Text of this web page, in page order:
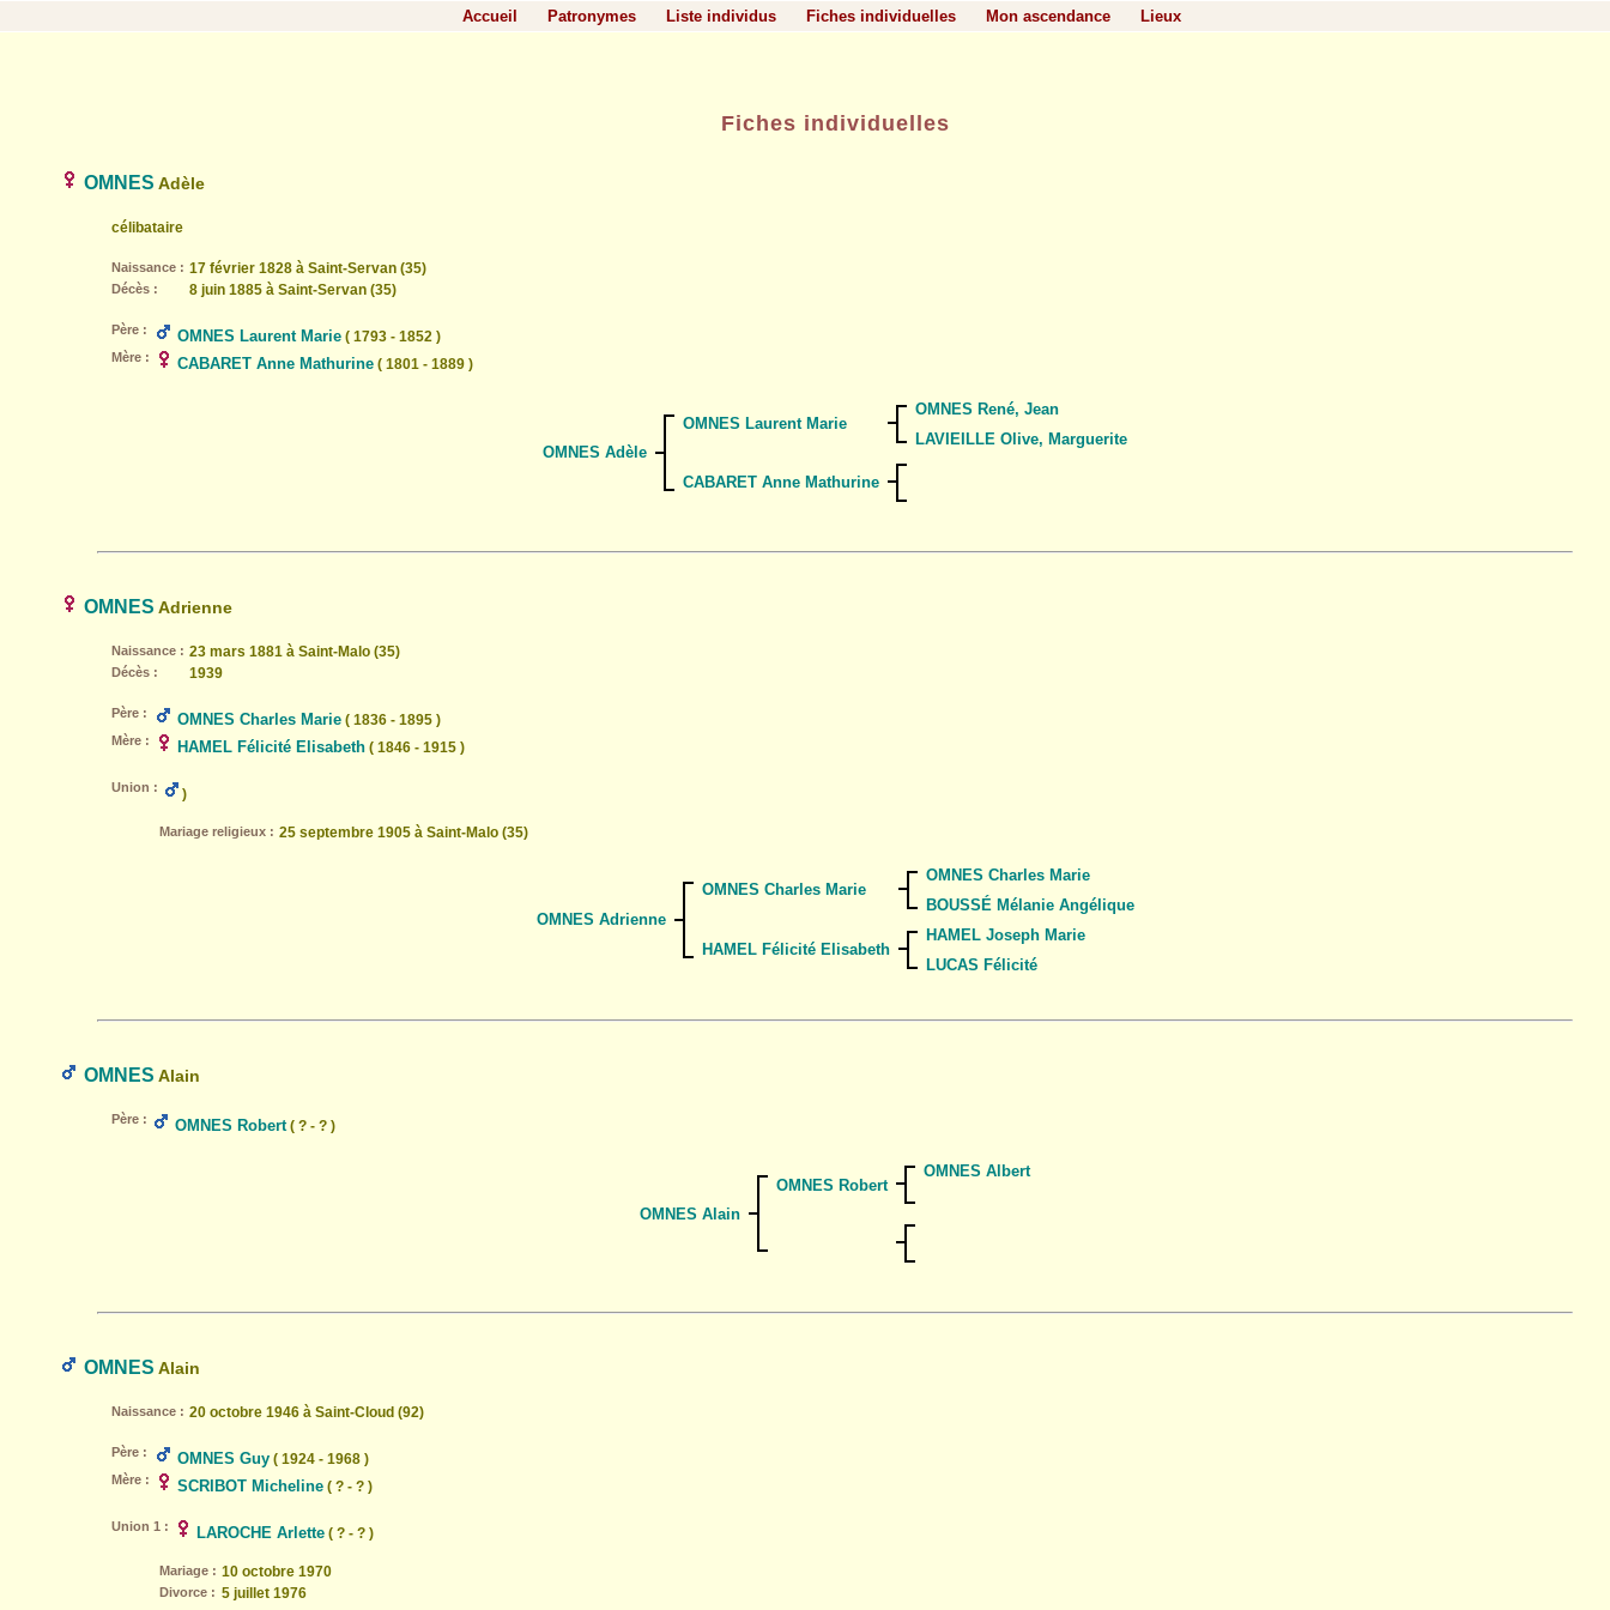
Accueil Patronymes Liste individus Fiches individuelles Mon ascendance Lieux
Fiches individuelles
OMNES Adèle
célibataire
Naissance : 17 février 1828 à Saint-Servan (35)
Décès : 8 juin 1885 à Saint-Servan (35)
Père : OMNES Laurent Marie ( 1793 - 1852 )
Mère : CABARET Anne Mathurine ( 1801 - 1889 )
OMNES Adèle
OMNES Laurent Marie
OMNES René, Jean
LAVIEILLE Olive, Marguerite
CABARET Anne Mathurine
OMNES Adrienne
Naissance : 23 mars 1881 à Saint-Malo (35)
Décès : 1939
Père : OMNES Charles Marie ( 1836 - 1895 )
Mère : HAMEL Félicité Elisabeth ( 1846 - 1915 )
Union : )
Mariage religieux : 25 septembre 1905 à Saint-Malo (35)
OMNES Adrienne
OMNES Charles Marie
OMNES Charles Marie
BOUSSÉ Mélanie Angélique
HAMEL Félicité Elisabeth
HAMEL Joseph Marie
LUCAS Félicité
OMNES Alain
Père : OMNES Robert( ? - ? )
OMNES Alain
OMNES Robert
OMNES Albert
OMNES Alain
Naissance : 20 octobre 1946 à Saint-Cloud (92)
Père : OMNES Guy ( 1924 - 1968 )
Mère : SCRIBOT Micheline ( ? - ? )
Union 1 : LAROCHE Arlette ( ? - ? )
Mariage : 10 octobre 1970
Divorce : 5 juillet 1976